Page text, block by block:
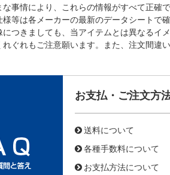
な事情により、これらの情報がすべて正確
等は各メーカーの最新のデータシートで
につきましても、当アイテムとは異なるイ
れぐれもご注意願います。また、注文間違
お支払・ご注文方
送料について
各種手数料について
お支払方法について